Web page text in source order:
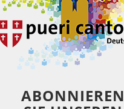
ABONNIEREN